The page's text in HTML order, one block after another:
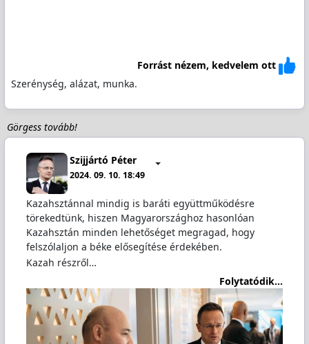
Forrást nézem, kedvelem ott
Szerénység, alázat, munka.
Görgess tovább!
Szijjártó Péter
2024. 09. 10. 18:49
Kazahsztánnal mindig is baráti együttműködésre
törekedtünk, hiszen Magyarországhoz hasonlóan
Kazahsztán minden lehetőséget megragad, hogy
felszólaljon a béke elősegítése érdekében.
Kazah részről…
Folytatódik...